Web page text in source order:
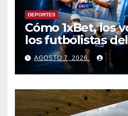
DEPORTES
Cómo 1xBet, los
los futbolistas
Fútbol Club
para ayudar a
Venezuela
AGOSTO 7, 2026